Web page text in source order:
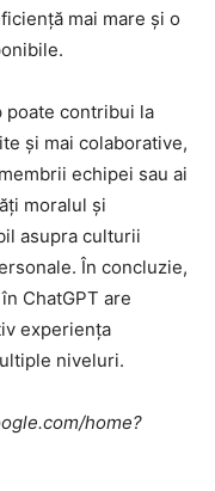
mai mare și o
poate contribui la
și mai colaborative,
echipei sau ai
moralul și
asupra culturii
În concluzie,
ChatGPT are
experiența
niveluri.
home?